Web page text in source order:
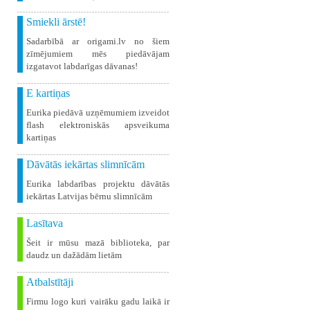
Smiekli ārstē!
Sadarbībā ar origami.lv no šiem
zīmējumiem mēs piedāvājam
izgatavot labdarīgas dāvanas!
E kartiņas
Eurika piedāvā uzņēmumiem izveidot
flash elektroniskās apsveikuma
kartiņas
Dāvātās iekārtas slimnīcām
Eurika labdarības projektu dāvātās
iekārtas Latvijas bērnu slimnīcām
Lasītava
Šeit ir mūsu mazā biblioteka, par
daudz un dažādām lietām
Atbalstītāji
Firmu logo kuri vairāku gadu laikā ir